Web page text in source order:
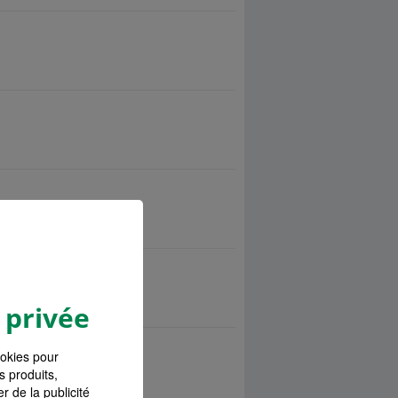
pour
produits,
de la publicité